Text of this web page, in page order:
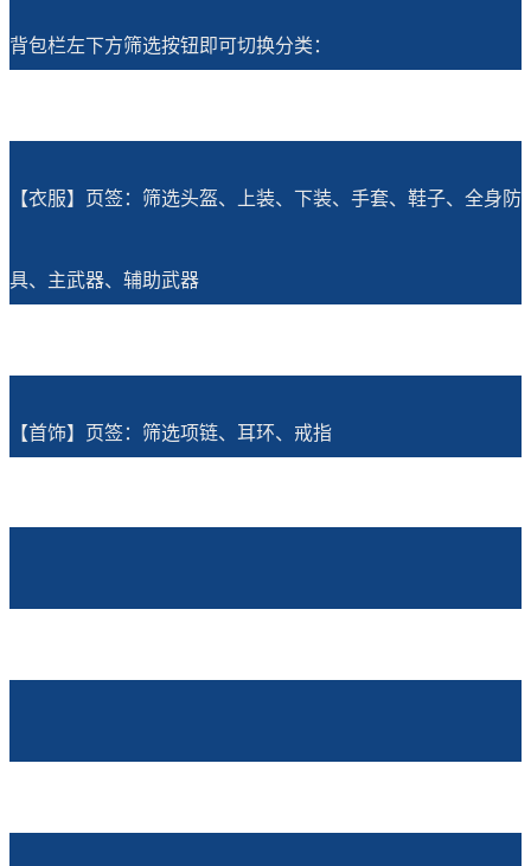
背包栏左下方筛选按钮即可切换分类：
【衣服】页签：筛选头盔、上装、下装、手套、鞋子、全身防
具、主武器、辅助武器
【首饰】页签：筛选项链、耳环、戒指